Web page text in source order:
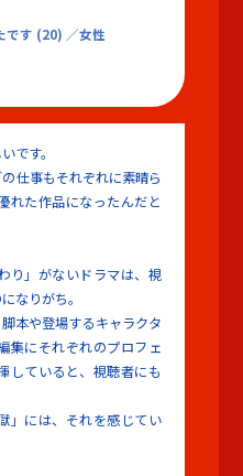
です (20) ／女性
です。
仕事もそれぞれに素晴ら
れた作品になったんだと
り」がないドラマは、視
なりがち。
本や登場するキャラクタ
集にそれぞれのプロフェ
していると、視聴者にも
」には、それを感じてい